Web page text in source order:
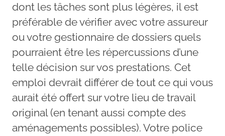
dont les tâches sont plus légères, il est
préférable de vérifier avec votre assureur
ou votre gestionnaire de dossiers quels
pourraient être les répercussions d’une
telle décision sur vos prestations. Cet
emploi devrait différer de tout ce qui vous
aurait été offert sur votre lieu de travail
original (en tenant aussi compte des
aménagements possibles). Votre police